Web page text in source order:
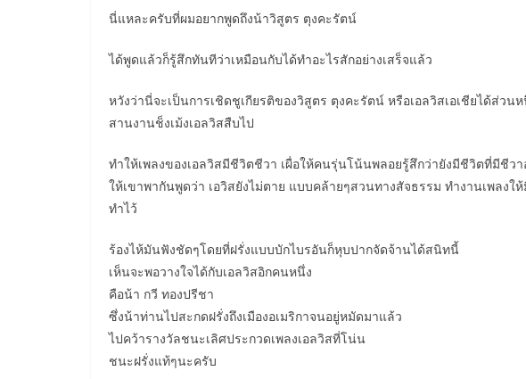
นี่แหละครับที่ผมอยากพูดถึงน้าวิสูตร ตุงคะรัตน์
ได้พูดแล้วก็รู้สึกทันทีว่าเหมือนกับได้ทำอะไรสักอย่างเสร็จแล้ว
หวังว่านี่จะเป็นการเชิดชูเกียรติของวิสูตร ตุงคะรัตน์ หรือเอลวิสเอเชียได้ส่วน
สานงานช็งเม้งเอลวิสสืบไป
ทำให้เพลงของเอลวิสมีชีวิตชีวา เผื่อให้คนรุ่นโน้นพลอยรู้สึกว่ายังมีชีวิตที่มีชีวา
ให้เขาพากันพูดว่า เอวิสยังไม่ตาย แบบคล้ายๆสวนทางสัจธรรม ทำงานเพลง
ทำไว้
ร้องไห้มันฟังชัดๆโดยที่ฝรั่งแบบบักไบรอันก็หุบปากจัดจ้านได้สนิทนี้
เห็นจะพอวางใจได้กับเอลวิสอิกคนหนึ่ง
คือน้า กวี ทองปรีชา
ซึ่งน้าท่านไปสะกดฝรั่งถึงเมืองอเมริกาจนอยู่หมัดมาแล้ว
ไปคว้ารางวัลชนะเลิศประกวดเพลงเอลวิสที่โน่น
ชนะฝรั่งแท้ๆนะครับ